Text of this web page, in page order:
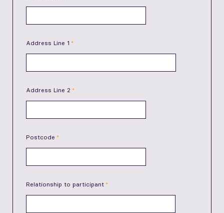
Address Line 1
Address Line 2
Postcode
Relationship to participant